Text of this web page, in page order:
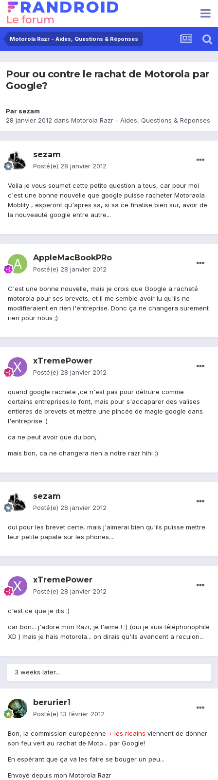
Motorola Razr - Aides, Questions & Réponses
Pour ou contre le rachat de Motorola par
Google?
Par sezam
28 janvier 2012 dans Motorola Razr - Aides, Questions & Réponses
sezam
Posté(e) 28 janvier 2012
Voila je vous soumet cette petite question a tous, car pour moi
c'est une bonne nouvelle que google puisse racheter Motoraola
Moblity , esperont qu'apres sa, si sa ce finalise bien sur, avoir de
la nouveauté google entre autre...
AppleMacBookPRo
Posté(e) 28 janvier 2012
C'est une bonne nouvelle, mais je crois que Google a racheté
motorola pour ses brevets, et il me semble avoir lu qu'ils ne
modifieraient en rien l'entreprise. Donc ça ne changera surement
rien pour nous ;)
xTremePower
Posté(e) 28 janvier 2012
quand google rachete ,ce n'est pas pour détruire comme
certains entreprises le font, mais pour s'accaparer des valises
entieres de brevets et mettre une pincée de magie google dans
l'entreprise :)
ca ne peut avoir que du bon,
mais bon, ca ne changera rien a notre razr hihi :)
sezam
Posté(e) 28 janvier 2012
oui pour les brevet certe, mais j'aimerai bien qu'ils puisse mettre
leur petite papate sur les phones....
xTremePower
Posté(e) 28 janvier 2012
c'est ce que je dis :)
car bon... j'adore mon Razr, je l'aime ! :) (oui je suis téléphonophile
XD ) mais je hais motorola... on dirais qu'ils avancent a reculon...
3 weeks later...
berurier1
Posté(e) 13 février 2012
Bon, la commission européenne + les ricains viennent de donner
son feu vert au rachat de Moto... par Google!
En espérant que ça va les faire se bouger un peu...
Envoyé depuis mon Motorola Razr